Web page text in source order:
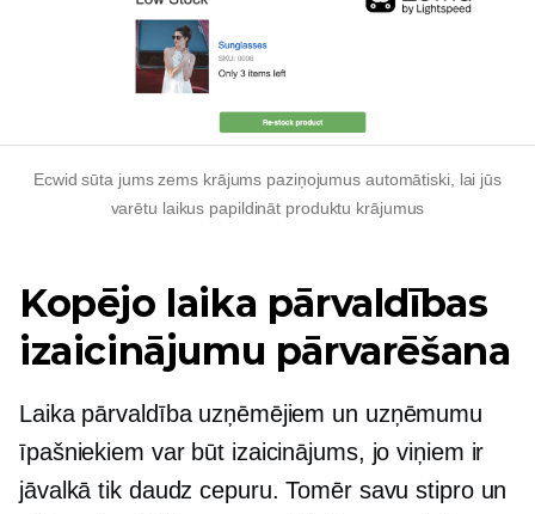
Ecwid sūta jumszems krājums paziņojumus automātiski, lai jūs
varētu laikus papildināt produktu krājumus
Kopējo laika pārvaldības
izaicinājumu pārvarēšana
Laika pārvaldība uzņēmējiem un uzņēmumu
īpašniekiem var būt izaicinājums, jo viņiem ir
jāvalkā tik daudz cepuru. Tomēr savu stipro un